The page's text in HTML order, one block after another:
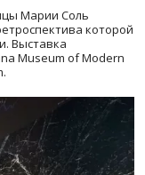
Марии Соль
которой
Выставка
Museum of Modern